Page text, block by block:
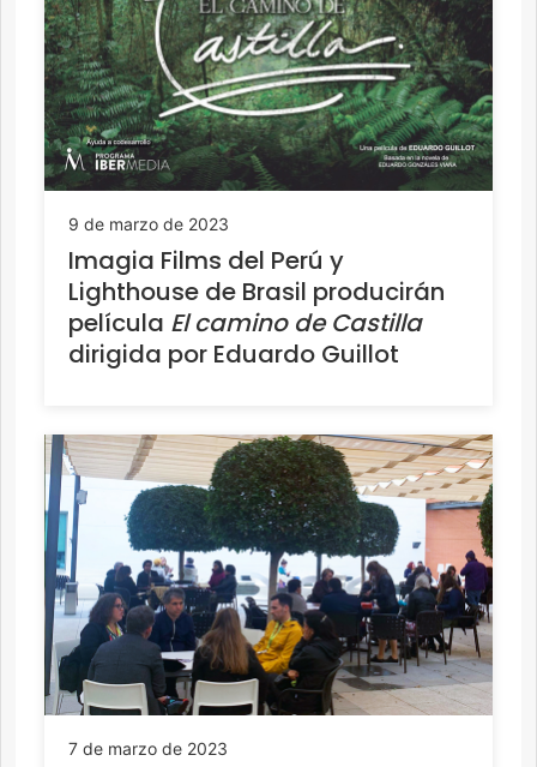
9 de marzo de 2023
Imagia Films del Perú y
Lighthouse de Brasil producirán
película El camino de Castilla
dirigida por Eduardo Guillot
7 de marzo de 2023